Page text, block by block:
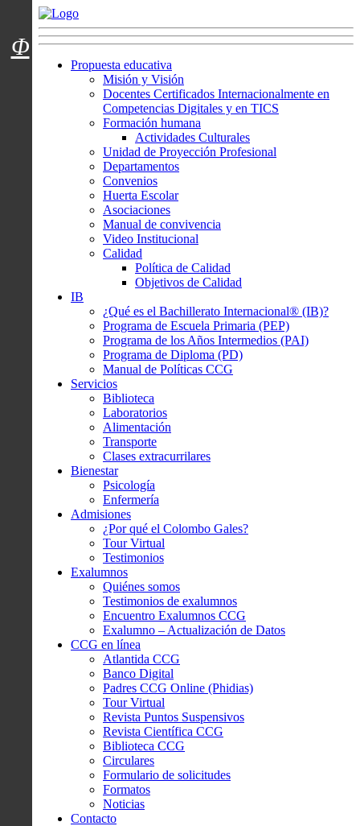
Menú usuarios
Propuesta educativa
Misión y Visión
Docentes Certificados Internacionalmente en
Competencias Digitales y en TICS
Formación humana
Actividades Culturales
Unidad de Proyección Profesional
Departamentos
Convenios
Huerta Escolar
Asociaciones
Manual de convivencia
Video Institucional
Calidad
Política de Calidad
Objetivos de Calidad
IB
¿Qué es el Bachillerato Internacional® (IB)?
Programa de Escuela Primaria (PEP)
Programa de los Años Intermedios (PAI)
Programa de Diploma (PD)
Manual de Políticas CCG
Servicios
Biblioteca
Laboratorios
Alimentación
Transporte
Clases extracurrilares
Bienestar
Psicología
Enfermería
Admisiones
¿Por qué el Colombo Gales?
Tour Virtual
Testimonios
Exalumnos
Quiénes somos
Testimonios de exalumnos
Encuentro Exalumnos CCG
Exalumno – Actualización de Datos
CCG en línea
Atlantida CCG
Banco Digital
Padres CCG Online (Phidias)
Tour Virtual
Revista Puntos Suspensivos
Revista Científica CCG
Biblioteca CCG
Circulares
Formulario de solicitudes
Formatos
Noticias
Contacto
Φ